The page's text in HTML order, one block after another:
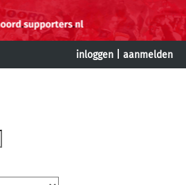
inloggen aanmelden